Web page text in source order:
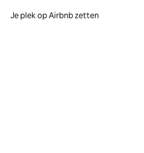
Je plek op Airbnb zetten